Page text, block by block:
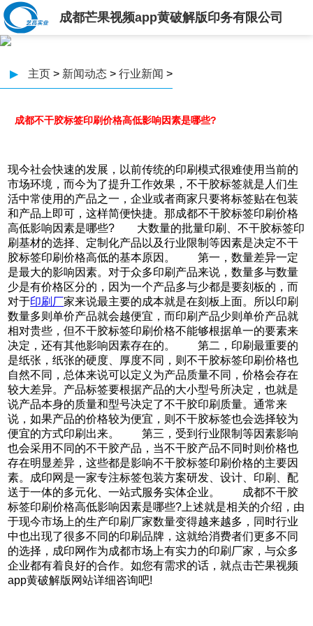
成都芒果视频app黄破解版印务有限公司
▶ 主页 > 新闻动态 > 行业新闻 >
成都不干胶标签印刷价格高低影响因素是哪些?
现今社会快速的发展，以前传统的印刷模式很难使用当前的
市场环境，而今为了提升工作效果，不干胶标签就是人们生
活中常使用的产品之一，企业或者商家只要将标签贴在包装
和产品上即可，这样简便快捷。那成都不干胶标签印刷价格
高低影响因素是哪些? 大数量的批量印刷、不干胶标签印
刷基材的选择、定制化产品以及行业限制等因素是决定不干
胶标签印刷价格高低的基本原因。 第一，数量差异一定
是最大的影响因素。对于众多印刷产品来说，数量多与数量
少是有价格区分的，因为一个产品多与少都是要刻板的，而
对于印刷厂家来说最主要的成本就是在刻板上面。所以印刷
数量多则单价产品就会越便宜，而印刷产品少则单价产品就
相对贵些，但不干胶标签印刷价格不能够根据单一的要素来
决定，还有其他影响因素存在的。 第二，印刷最重要的
是纸张，纸张的硬度、厚度不同，则不干胶标签印刷价格也
自然不同，总体来说可以定义为产品质量不同，价格会存在
较大差异。产品标签要根据产品的大小型号所决定，也就是
说产品本身的质量和型号决定了不干胶印刷质量。通常来
说，如果产品的价格较为便宜，则不干胶标签也会选择较为
便宜的方式印刷出来。 第三，受到行业限制等因素影响
也会采用不同的不干胶产品，当不干胶产品不同时则价格也
存在明显差异，这些都是影响不干胶标签印刷价格的主要因
素。成印网是一家专注标签包装方案研发、设计、印刷、配
送于一体的多元化、一站式服务实体企业。 成都不干胶
标签印刷价格高低影响因素是哪些?上述就是相关的介绍，由
于现今市场上的生产印刷厂家数量变得越来越多，同时行业
中也出现了很多不同的印刷品牌，这就给消费者们更多不同
的选择，成印网作为成都市场上有实力的印刷厂家，与众多
企业都有着良好的合作。如您有需求的话，就点击芒果视频
app黄破解版网站详细咨询吧!